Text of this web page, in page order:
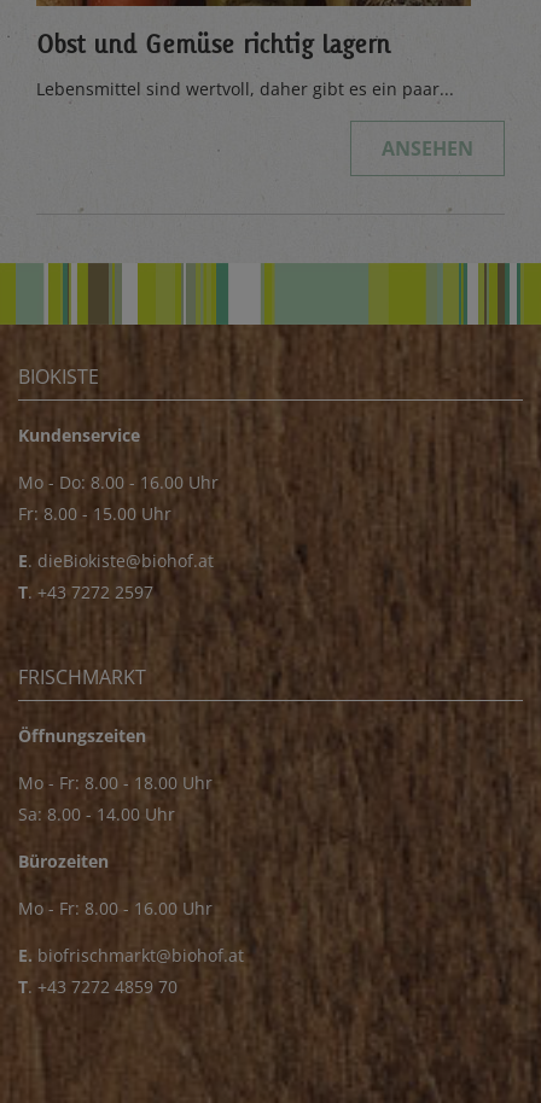
Obst und Gemüse richtig lagern
Lebensmittel sind wertvoll, daher gibt es ein paar...
ANSEHEN
BIOKISTE
Kundenservice
Mo - Do: 8.00 - 16.00 Uhr
Fr: 8.00 - 15.00 Uhr
E. dieBiokiste@biohof.at
T. +43 7272 2597
FRISCHMARKT
Öffnungszeiten
Mo - Fr: 8.00 - 18.00 Uhr
Sa: 8.00 - 14.00 Uhr
Bürozeiten
Mo - Fr: 8.00 - 16.00 Uhr
E. biofrischmarkt@biohof.at
T. +43 7272 4859 70